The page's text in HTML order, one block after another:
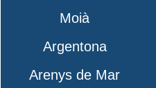
Moià
Argentona
Arenys de Mar